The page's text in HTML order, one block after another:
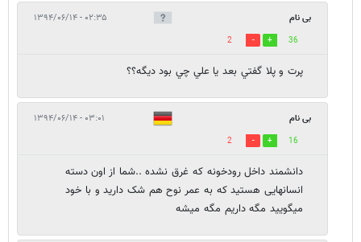
بی نام ۰۲:۳۵ - ۱۳۹۴/۰۶/۱۴
36
2
پرت و پلا گفتي بعد يا علي چي بود ديگه؟؟
بی نام ۰۳:۰۱ - ۱۳۹۴/۰۶/۱۴
16
2
دانشمند داخل رودخونه که غرق نشده ..شما از اون دسته
انسانهایی هستید که به عمر نوح هم شک دارید و با خود
میگویید مگه داریم مگه میشه